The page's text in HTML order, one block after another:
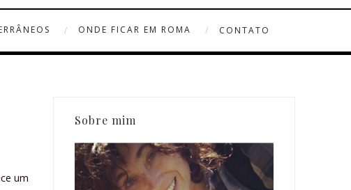
ONDE FICAR EM ROMA CONTATO
um
Sobre mim